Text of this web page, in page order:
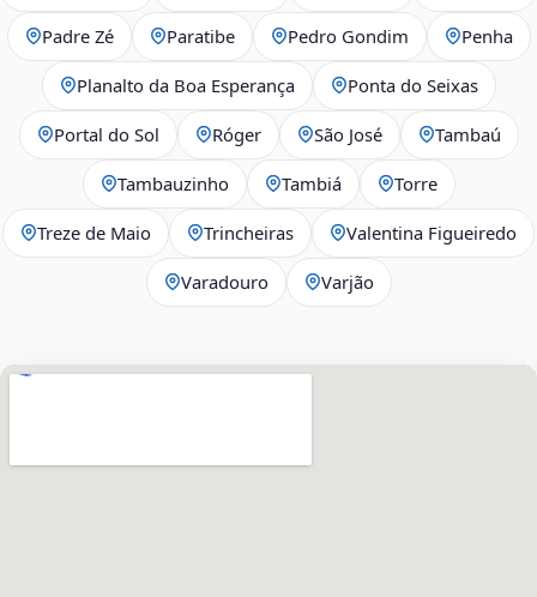
Padre Zé Paratibe Pedro Gondim Penha
Planalto da Boa Esperança Ponta do Seixas
Portal do Sol Róger São José Tambaú
Tambauzinho Tambiá Torre
Treze de Maio Trincheiras Valentina Figueiredo
Varadouro Varjão